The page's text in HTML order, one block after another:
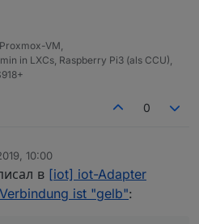
VM,
in LXCs, Raspberry Pi3 (als CCU),
0
10:00
в [iot] iot-Adapter
ist "gelb":